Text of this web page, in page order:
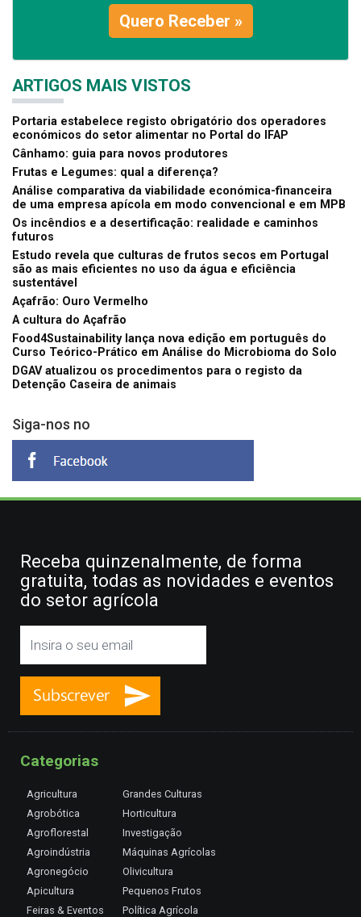
Quero Receber »
ARTIGOS MAIS VISTOS
Portaria estabelece registo obrigatório dos operadores
económicos do setor alimentar no Portal do IFAP
Cânhamo: guia para novos produtores
Frutas e Legumes: qual a diferença?
Análise comparativa da viabilidade económica-financeira
de uma empresa apícola em modo convencional e em MPB
Os incêndios e a desertificação: realidade e caminhos
futuros
Estudo revela que culturas de frutos secos em Portugal
são as mais eficientes no uso da água e eficiência
sustentável
Açafrão: Ouro Vermelho
A cultura do Açafrão
Food4Sustainability lança nova edição em português do
Curso Teórico-Prático em Análise do Microbioma do Solo
DGAV atualizou os procedimentos para o registo da
Detenção Caseira de animais
Siga-nos no
Receba quinzenalmente, de forma
gratuita, todas as novidades e eventos
do setor agrícola
Categorias
Agricultura
Agrobótica
Agroflorestal
Agroindústria
Agronegócio
Apicultura
Feiras & Eventos
Grandes Culturas
Horticultura
Investigação
Máquinas Agrícolas
Olivicultura
Pequenos Frutos
Política Agrícola